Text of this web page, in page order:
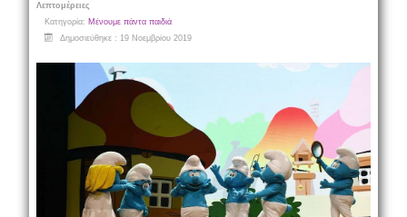
Λεπτομέρειες
Κατηγορία: Μένουμε πάντα παιδιά
Δημοσιεύθηκε : 19 Νοεμβρίου 2019